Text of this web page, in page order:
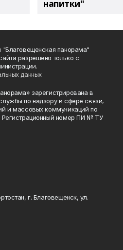
напитки"
панорама"
разрешено только с
данных
зарегистрирована в
по надзору в сфере связи,
и массовых коммуникаций по
Регистрационный номер ПИ № ТУ
г. Благовещенск, ул.